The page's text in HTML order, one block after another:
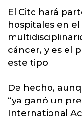
El Citc hará
hospitales en
cáncer, y es el
este tipo.
De hecho,
“ya ganó un
International